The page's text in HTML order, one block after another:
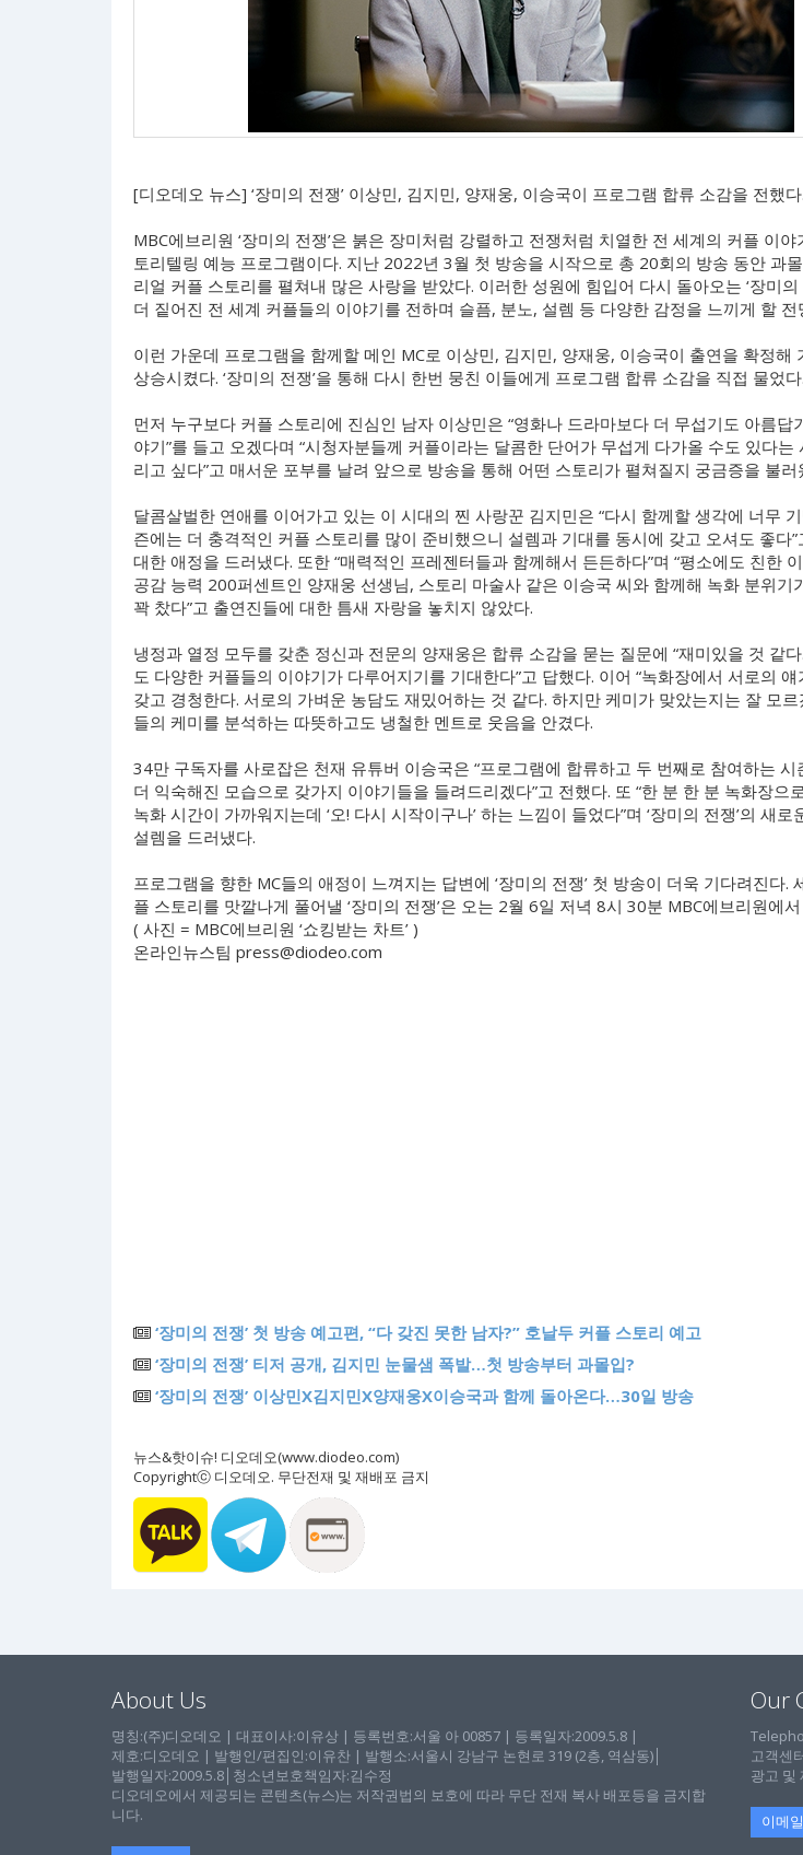
[디오데오 뉴스] ‘장미의 전쟁’ 이상민, 김지민, 양재웅, 이승국이 프로그램 합류 소감을 전했다.
MBC에브리원 ‘장미의 전쟁’은 붉은 장미처럼 강렬하고 전쟁처럼 치열한 전 세계의 커플 이
토리텔링 예능 프로그램이다. 지난 2022년 3월 첫 방송을 시작으로 총 20회의 방송 동안 과
리얼 커플 스토리를 펼쳐내 많은 사랑을 받았다. 이러한 성원에 힘입어 다시 돌아오는 ‘장미의
더 짙어진 전 세계 커플들의 이야기를 전하며 슬픔, 분노, 설렘 등 다양한 감정을 느끼게 할 전
이런 가운데 프로그램을 함께할 메인 MC로 이상민, 김지민, 양재웅, 이승국이 출연을 확정해
상승시켰다. ‘장미의 전쟁’을 통해 다시 한번 뭉친 이들에게 프로그램 합류 소감을 직접 물었다.
먼저 누구보다 커플 스토리에 진심인 남자 이상민은 “영화나 드라마보다 더 무섭기도 아름답
야기”를 들고 오겠다며 “시청자분들께 커플이라는 달콤한 단어가 무섭게 다가올 수도 있다는
리고 싶다”고 매서운 포부를 날려 앞으로 방송을 통해 어떤 스토리가 펼쳐질지 궁금증을 불러
달콤살벌한 연애를 이어가고 있는 이 시대의 찐 사랑꾼 김지민은 “다시 함께할 생각에 너무
즌에는 더 충격적인 커플 스토리를 많이 준비했으니 설렘과 기대를 동시에 갖고 오셔도 좋다”
대한 애정을 드러냈다. 또한 “매력적인 프레젠터들과 함께해서 든든하다”며 “평소에도 친한
공감 능력 200퍼센트인 양재웅 선생님, 스토리 마술사 같은 이승국 씨와 함께해 녹화 분위기
꽉 찼다”고 출연진들에 대한 틈새 자랑을 놓치지 않았다.
냉정과 열정 모두를 갖춘 정신과 전문의 양재웅은 합류 소감을 묻는 질문에 “재미있을 것 같
도 다양한 커플들의 이야기가 다루어지기를 기대한다”고 답했다. 이어 “녹화장에서 서로의
갖고 경청한다. 서로의 가벼운 농담도 재밌어하는 것 같다. 하지만 케미가 맞았는지는 잘 모르
들의 케미를 분석하는 따뜻하고도 냉철한 멘트로 웃음을 안겼다.
34만 구독자를 사로잡은 천재 유튜버 이승국은 “프로그램에 합류하고 두 번째로 참여하는 시
더 익숙해진 모습으로 갖가지 이야기들을 들려드리겠다”고 전했다. 또 “한 분 한 분 녹화장으
녹화 시간이 가까워지는데 ‘오! 다시 시작이구나’ 하는 느낌이 들었다”며 ‘장미의 전쟁’의 새로
설렘을 드러냈다.
프로그램을 향한 MC들의 애정이 느껴지는 답변에 ‘장미의 전쟁’ 첫 방송이 더욱 기다려진다.
플 스토리를 맛깔나게 풀어낼 ‘장미의 전쟁’은 오는 2월 6일 저녁 8시 30분 MBC에브리원에
( 사진 = MBC에브리원 ‘쇼킹받는 차트’ )
온라인뉴스팀 press@diodeo.com
‘장미의 전쟁’ 첫 방송 예고편, “다 갖진 못한 남자?” 호날두 커플 스토리 예고
‘장미의 전쟁’ 티저 공개, 김지민 눈물샘 폭발…첫 방송부터 과몰입?
‘장미의 전쟁’ 이상민X김지민X양재웅X이승국과 함께 돌아온다…30일 방송
뉴스&핫이슈! 디오데오(www.diodeo.com)
Copyrightⓒ 디오데오. 무단전재 및 재배포 금지
About Us
명칭:(주)디오데오 | 대표이사:이유상 | 등록번호:서울 아 00857 | 등록일자:2009.5.8 |
제호:디오데오 | 발행인/편집인:이유찬 | 발행소:서울시 강남구 논현로 319 (2층, 역삼동)│
발행일자:2009.5.8│청소년보호책임자:김수정
디오데오에서 제공되는 콘텐츠(뉴스)는 저작권법의 보호에 따라 무단 전재 복사 배포등을 금지합
니다.
Our
고객센
광고 및
이메